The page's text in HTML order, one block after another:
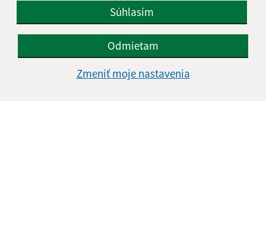
Súhlasím
Odmietam
Zmeniť moje nastavenia